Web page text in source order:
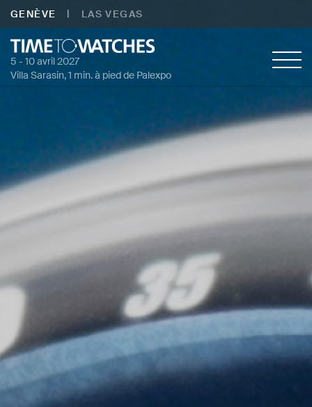
GENÈVE | LAS VEGAS
5 - 10 avril 2027
Villa Sarasin, 1 min. à pied de Palexpo